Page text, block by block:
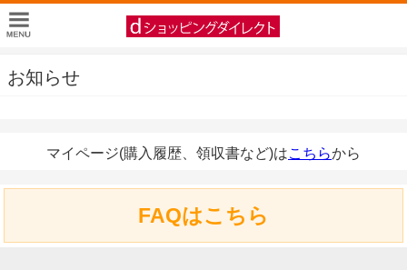
お知らせ
マイページ(購入履歴、領収書など)はこちらから
FAQはこちら